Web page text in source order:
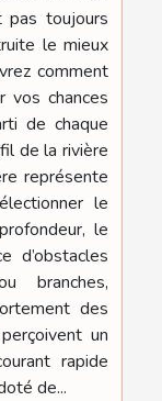
pas toujours
le mieux
comment
vos chances
de chaque
de la rivière
représente
le
le
d’obstacles
branches,
des
un
rapide
de...